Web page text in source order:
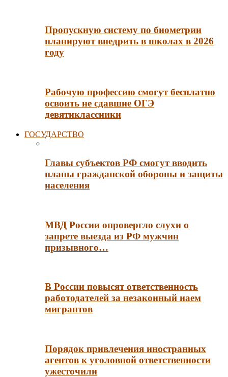
Пропускную систему по биометрии
планируют внедрить в школах в 2026
году
Рабочую профессию смогут бесплатно
освоить не сдавшие ОГЭ
девятиклассники
ГОСУДАРСТВО
Главы субъектов РФ смогут вводить
планы гражданской обороны и защиты
населения
МВД России опровергло слухи о
запрете выезда из РФ мужчин
призывного…
В России повысят ответственность
работодателей за незаконный наем
мигрантов
Порядок привлечения иностранных
агентов к уголовной ответственности
ужесточили